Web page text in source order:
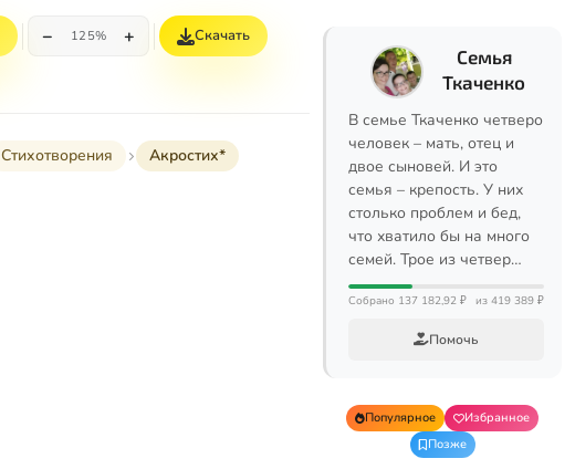
− 125% + Скачать
Стихотворения Акростих*
Семья
Ткаченко
В семье Ткаченко четверо
человек – мать, отец и
двое сыновей. И это
семья – крепость. У них
столько проблем и бед,
что хватило бы на много
семей. Трое из четвер…
Собрано 137 182,92 ₽ из 419 389 ₽
Помочь
Популярное
Избранное
Позже